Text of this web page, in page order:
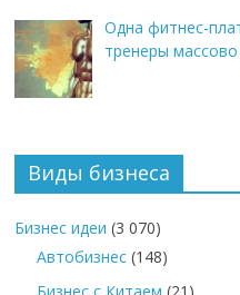
Одна фитнес-
тренеры
Виды бизнеса
Бизнес идеи (3 070)
Автобизнес (148)